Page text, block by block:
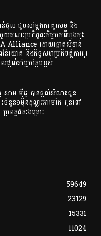
ថុល ជួបសម្តែងការគួរសម និង
ជាមួយគណៈប្រតិភូធុរកិច្ចមកពីហុងកុង
Alliance ដោយផ្តោតសំខាន់
វិនិយោគ និងកិច្ចសហប្រតិបត្តិការធុរ
តល់តម្លែបន្ថែមខ្ពស់
សាម ម៉ីជូ បានផ្តល់សំណងជូន
ចំនួន៦ម៉ឺនដុល្លារអាមេរិក ជូនទៅ​
រពន្ធជនរងគ្រោះ​
59649
23129
15331
11024